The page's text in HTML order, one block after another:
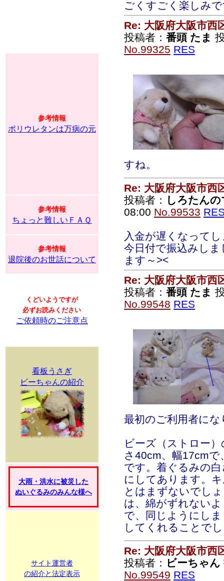
参考情報
ポリウレタンは万病の元
参考情報
ちょっと難しいＦＡＱ
参考情報
退院後のお世話について
くどいようですが
必ずお読みください
ご依頼時のご注意点
看板うさぎ
ビーちゃんの紹介
大雨・洪水に被災した
ぬいぐるみのみんな様へ
サイト運営者
の紹介と法定表示
ごくすごく楽しみ
Re: 大阪府大阪市西
投稿者： 番頭 たま
No.99325 RES
すね。
Re: 大阪府大阪市西
投稿者： しろたんの
08:00 No.99533
入金が遅くなって
今日付で振込みし
ます～><
Re: 大阪府大阪市西
投稿者： 番頭 たま
No.99548 RES
最初のご利用者に
ビーズ（ストロー
さ40cm、幅17cm
です。着ぐるみの
にしてあります。
とはまずないでし
は、綿がずれない
で、同じようにし
してくれることで
Re: 大阪府大阪市西
投稿者： ビーちゃん
No.99549 RES